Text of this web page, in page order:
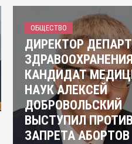
ОБЩЕСТВО
ДИРЕКТОР
КАНДИДАТ
НАУК АЛЕКСЕЙ
ДОБРОВОЛЬСКИЙ
ВЫСТУПИЛ ПРОТИВ
ЗАПРЕТА АБОРТОВ